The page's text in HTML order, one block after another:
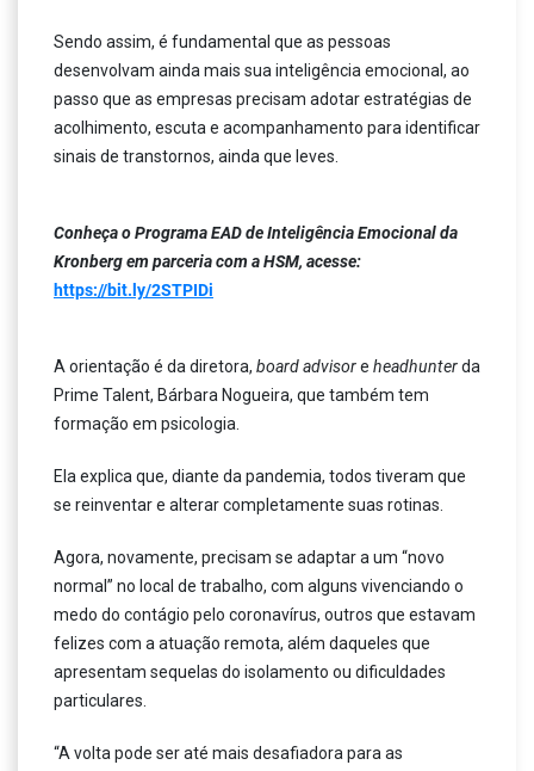
Sendo assim, é fundamental que as pessoas
desenvolvam ainda mais sua inteligência emocional, ao
passo que as empresas precisam adotar estratégias de
acolhimento, escuta e acompanhamento para identificar
sinais de transtornos, ainda que leves.
Conheça o Programa EAD de Inteligência Emocional da
Kronberg em parceria com a HSM, acesse:
https://bit.ly/2STPIDi
A orientação é da diretora, board advisore headhunterda
Prime Talent, Bárbara Nogueira, que também tem
formação em psicologia.
Ela explica que, diante da pandemia, todos tiveram que
se reinventar e alterar completamente suas rotinas.
Agora, novamente, precisam se adaptar a um “novo
normal” no local de trabalho, com alguns vivenciando o
medo do contágio pelo coronavírus, outros que estavam
felizes com a atuação remota, além daqueles que
apresentam sequelas do isolamento ou dificuldades
particulares.
“A volta pode ser até mais desafiadora para as